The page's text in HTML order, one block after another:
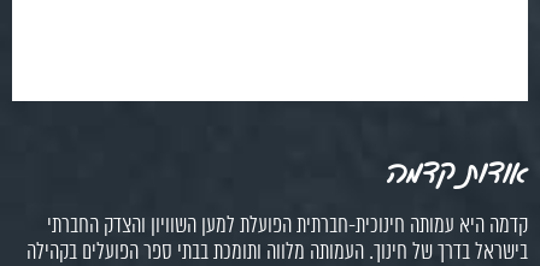
אודות קדמה
קדמה היא עמותה חינוכית-חברתית הפועלת למען השוויון והצדק החברתי
בישראל בדרך של חינוך. העמותה מלווה ותומכת בבתי ספר הפועלים בקהילה